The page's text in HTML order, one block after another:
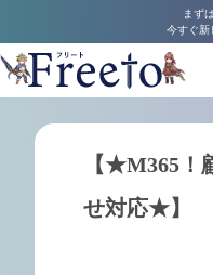
まず
今すぐ新
【★M365！
せ対応★】